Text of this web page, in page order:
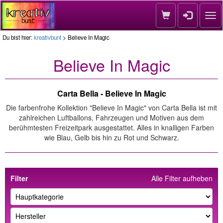
Du bist hier:kreativbunt > Believe In Magic
Believe In Magic
Carta Bella - Believe In Magic
Die farbenfrohe Kollektion "Believe In Magic" von Carta Bella ist mit
zahlreichen Luftballons, Fahrzeugen und Motiven aus dem
berühmtesten Freizeitpark ausgestattet. Alles in knalligen Farben
wie Blau, Gelb bis hin zu Rot und Schwarz.
Alle Filter aufheben
Filter